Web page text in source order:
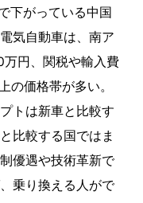
下がっている中国
気自動車は、南ア
円、関税や輸入費
の価格帯が多い。
トは新車と比較す
比較する国ではま
優遇や技術革新で
乗り換える人がで